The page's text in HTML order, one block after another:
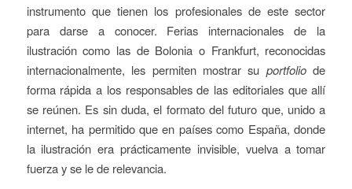
instrumento que tienen los profesionales de este sector
para darse a conocer. Ferias internacionales de la
ilustración como las de Bolonia o Frankfurt, reconocidas
internacionalmente, les permiten mostrar su portfoliode
forma rápida a los responsables de las editoriales que allí
se reúnen. Es sin duda, el formato del futuro que, unido a
internet, ha permitido que en países como España, donde
la ilustración era prácticamente invisible, vuelva a tomar
fuerza y se le de relevancia.